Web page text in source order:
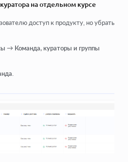
на отдельном курсе
доступ к продукту, но убрать
→ Команда, кураторы и группы
.